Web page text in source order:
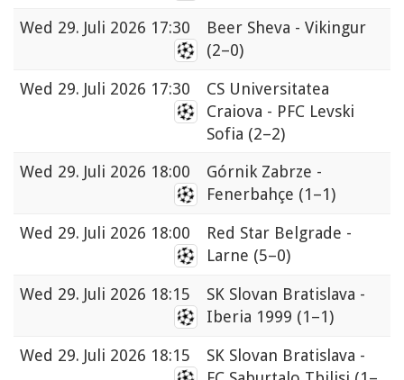
Wed 29. Juli 2026 17:30
Beer Sheva - Vikingur
(2–0)
Wed 29. Juli 2026 17:30
CS Universitatea
Craiova - PFC Levski
Sofia (2–2)
Wed 29. Juli 2026 18:00
Górnik Zabrze -
Fenerbahçe (1–1)
Wed 29. Juli 2026 18:00
Red Star Belgrade -
Larne (5–0)
Wed 29. Juli 2026 18:15
SK Slovan Bratislava -
Iberia 1999 (1–1)
Wed 29. Juli 2026 18:15
SK Slovan Bratislava -